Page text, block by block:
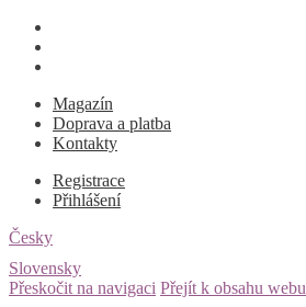
Magazín
Doprava a platba
Kontakty
Registrace
Přihlášení
Česky
Slovensky
Přeskočit na navigaci Přejít k obsahu webu